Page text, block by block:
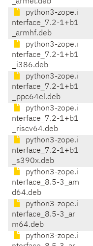
python3-zope.i
nterface_7.2-1+b1
_armhf.deb
python3-zope.i
nterface_7.2-1+b1
_i386.deb
python3-zope.i
nterface_7.2-1+b1
_ppc64el.deb
python3-zope.i
nterface_7.2-1+b1
_riscv64.deb
python3-zope.i
nterface_7.2-1+b1
_s390x.deb
python3-zope.i
nterface_8.5-3_am
d64.deb
python3-zope.i
nterface_8.5-3_ar
m64.deb
python3-zope.i